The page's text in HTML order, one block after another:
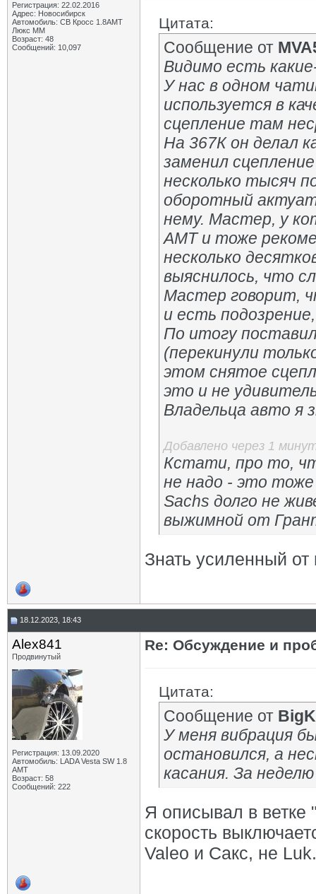
Регистрация: 22.02.2016
Адрес: Новосибирск
Автомобиль: СВ Кросс 1.8АМТ
Люкс ММ
Возраст: 48
Сообщений: 10,097
Цитата:
Сообщение от
Видимо есть
У нас в одном
используется в
сцепление там
На 367К он делал
заменил
несколько тысяч
оборотный
нему. Мастер, у
АМТ и тоже
несколько
выяснилось, что
Мастер говорит,
и есть
По итогу
(перекинули
этом снятое
это и не
Владельца авто я
Добавлено через 1
Кстати, про то,
не надо - это
Sachs долго не
выжимной от
Знать усиленный от
18.12.2023, 18:43
Alex841
Продвинутый
Регистрация: 13.09.2020
Автомобиль: LADA Vesta SW 1.8
AMT
Возраст: 58
Сообщений: 222
Re: Обсуждение и
Цитата:
Сообщение от
У меня вибрация
остановился, а
касания. За
Я описывал в
скорость
Valeo и Сакс, не Luk.